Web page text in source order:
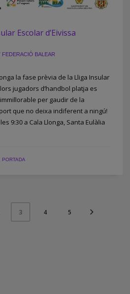
Escolar d’Eivissa
FEDERACIÓ BALEAR
la fase prèvia de la Lliga Insular
jugadors d’handbol platja es
per gaudir de la
que no deixa indiferent a ningú!
9:30 a Cala Llonga, Santa Eulàlia
PORTADA
3 4 5